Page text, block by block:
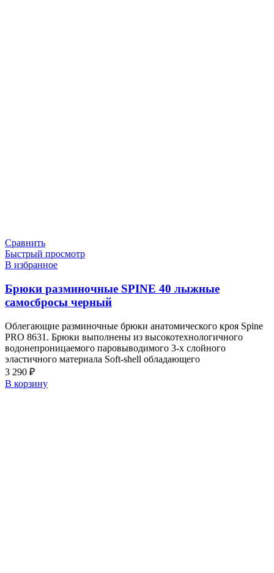
Сравнить
Быстрый просмотр
В избранное
Брюки разминочные SPINE 40 лыжные
самосбросы черный
Облегающие разминочные брюки анатомического кроя Spine
PRO 8631. Брюки выполнены из высокотехнологичного
водонепроницаемого паровыводимого 3-х слойного
эластичного материала Soft-shell обладающего
3 290 ₽
В корзину